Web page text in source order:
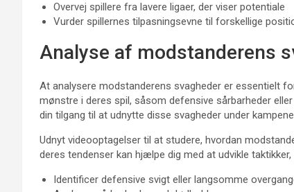
Overvej spillere fra lavere ligaer, der viser potentiale
Vurder spillernes tilpasningsevne til forskellige
Analyse af modstanderens
At analysere modstanderens svagheder er essentielt
mønstre i deres spil, såsom defensive sårbarheder
din tilgang til at udnytte disse svagheder under
Udnyt videooptagelser til at studere, hvordan
deres tendenser kan hjælpe dig med at udvikle
Identificer defensive svigt eller langsomme